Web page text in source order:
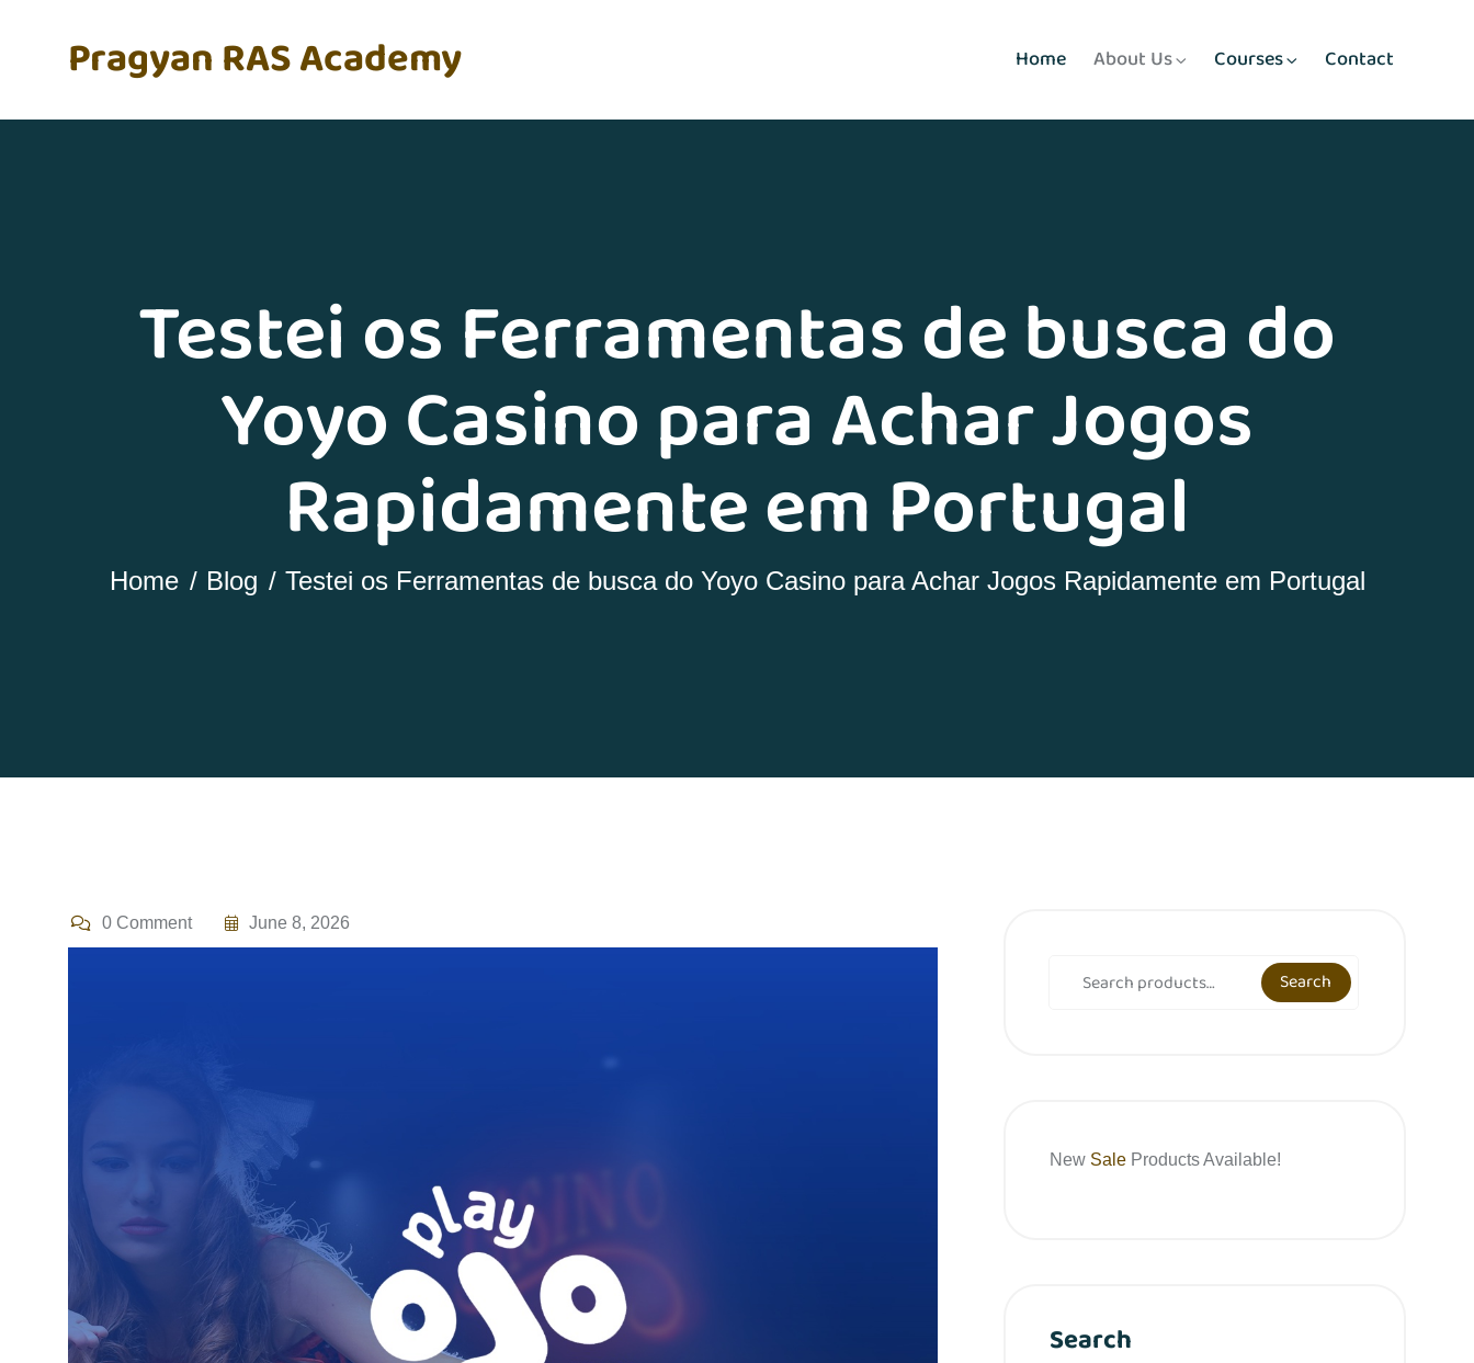
Pragyan RAS Academy Home About Us Courses Contact
Testei os Ferramentas de busca do
Yoyo Casino para Achar Jogos
Rapidamente em Portugal
Home Blog Testei os Ferramentas de busca do Yoyo Casino para Achar Jogos Rapidamente em Portugal
0 Comment June 8, 2026
Search
New Sale Products Available!
Search